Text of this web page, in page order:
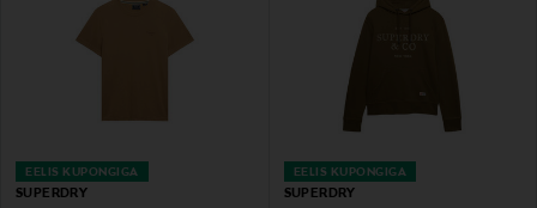
EELIS KUPONGIGA
SUPERDRY
EELIS KUPONGIGA
SUPERDRY